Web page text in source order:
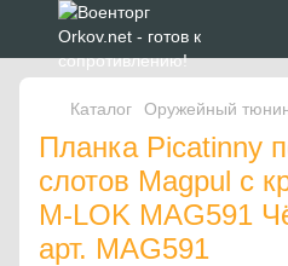
Каталог Оружейный
Планка Picatinny
слотов Magpul с
M-LOK MAG591
арт. MAG591